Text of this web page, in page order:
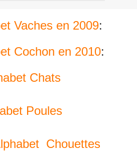
Vaches en 2009:
Cochon en 2010:
Chats
Poules
Chouettes